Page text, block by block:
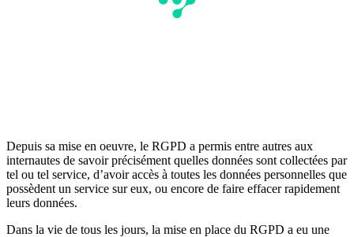
Depuis sa mise en oeuvre, le RGPD a permis entre autres aux
internautes de savoir précisément quelles données sont collectées par
tel ou tel service, d’avoir accès à toutes les données personnelles que
possèdent un service sur eux, ou encore de faire effacer rapidement
leurs données.
Dans la vie de tous les jours, la mise en place du RGPD a eu une